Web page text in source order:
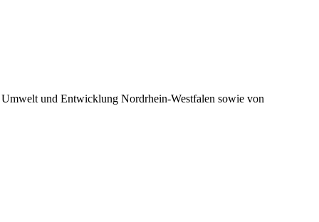
und Entwicklung Nordrhein-Westfalen sowie von